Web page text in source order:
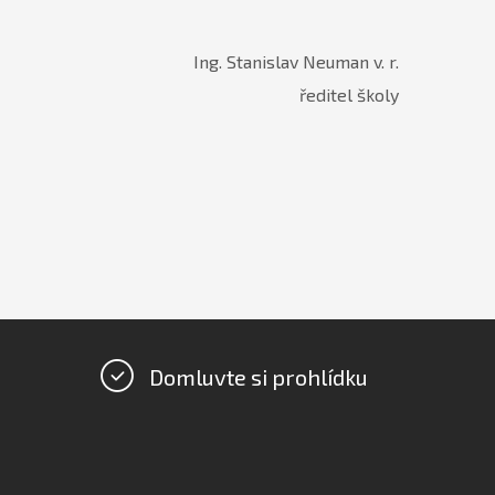
Ing. Stanislav Neuman v. r.
ředitel školy
Domluvte si prohlídku